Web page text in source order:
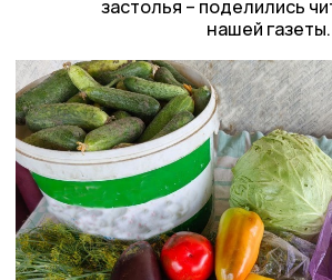
застолья – поделились
нашей газеты.